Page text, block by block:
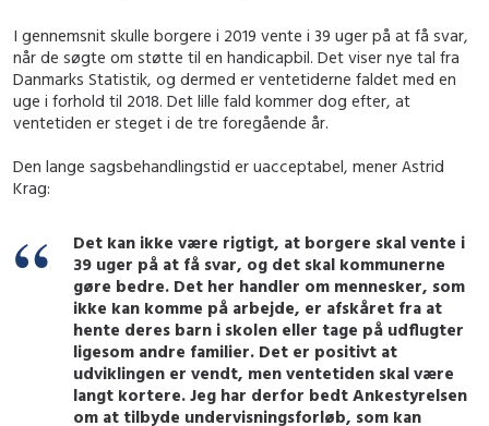
I gennemsnit skulle borgere i 2019 vente i 39 uger på at få svar,
når de søgte om støtte til en handicapbil. Det viser nye tal fra
Danmarks Statistik, og dermed er ventetiderne faldet med en
uge i forhold til 2018. Det lille fald kommer dog efter, at
ventetiden er steget i de tre foregående år.
Den lange sagsbehandlingstid er uacceptabel, mener Astrid
Krag:
Det kan ikke være rigtigt, at borgere skal vente i
39 uger på at få svar, og det skal kommunerne
gøre bedre. Det her handler om mennesker, som
ikke kan komme på arbejde, er afskåret fra at
hente deres barn i skolen eller tage på udflugter
ligesom andre familier. Det er positivt at
udviklingen er vendt, men ventetiden skal være
langt kortere. Jeg har derfor bedt Ankestyrelsen
om at tilbyde undervisningsforløb, som kan